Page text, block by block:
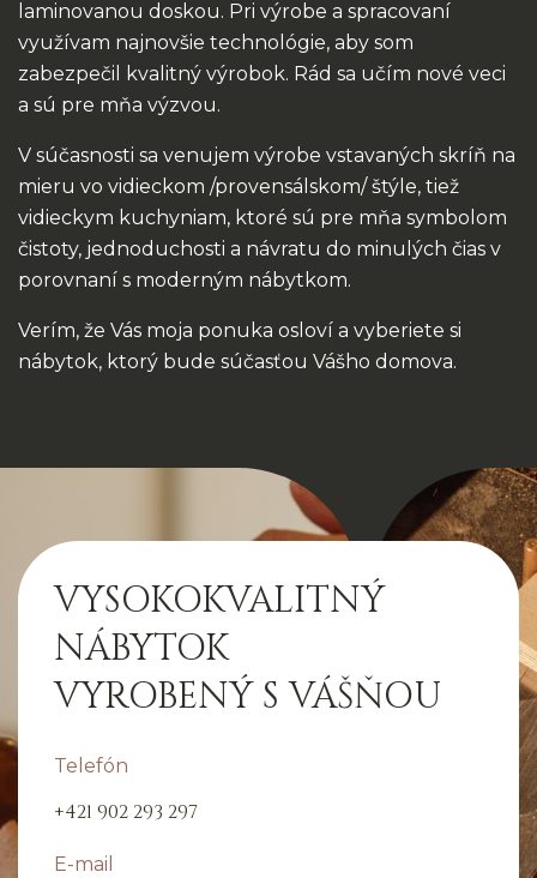
laminovanou doskou. Pri výrobe a spracovaní
využívam najnovšie technológie, aby som
zabezpečil kvalitný výrobok. Rád sa učím nové veci
a sú pre mňa výzvou.
V súčasnosti sa venujem výrobe vstavaných skríň na
mieru vo vidieckom /provensálskom/ štýle, tiež
vidieckym kuchyniam, ktoré sú pre mňa symbolom
čistoty, jednoduchosti a návratu do minulých čias v
porovnaní s moderným nábytkom.
Verím, že Vás moja ponuka osloví a vyberiete si
nábytok, ktorý bude súčasťou Vášho domova.
VYSOKOKVALITNÝ
NÁBYTOK
VYROBENÝ S VÁŠŇOU
Telefón
+421 902 293 297
E-mail